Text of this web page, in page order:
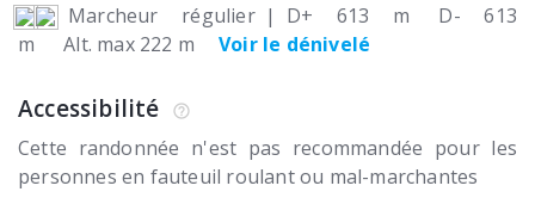
Marcheur régulier | D+ 613 m
D- 613
m
Alt. max 222 m Voir le dénivelé
Accessibilité
Cette randonnée n'est pas recommandée pour les
personnes en fauteuil roulant ou mal-marchantes